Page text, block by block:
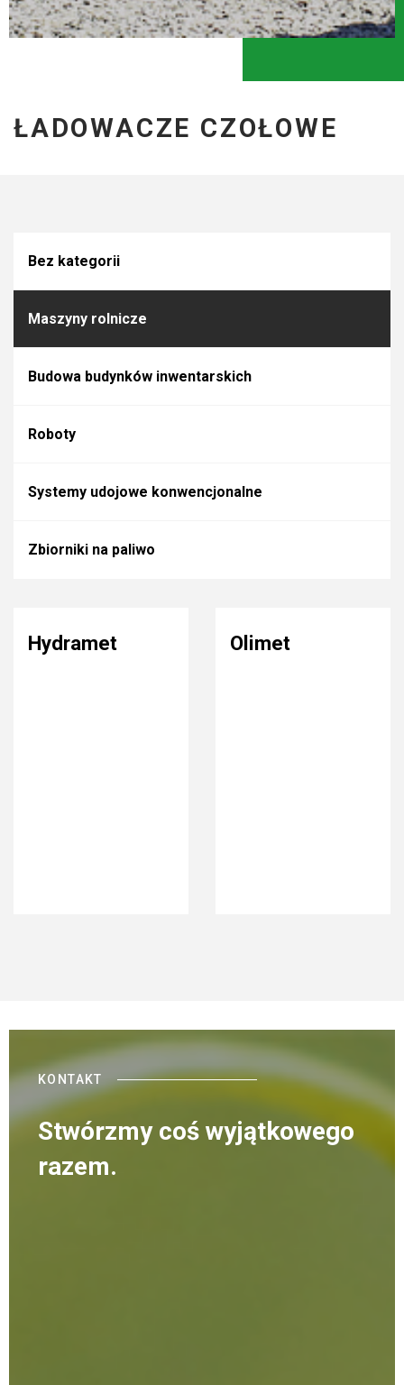
ŁADOWACZE CZOŁOWE
Bez kategorii
Maszyny rolnicze
Budowa budynków inwentarskich
Roboty
Systemy udojowe konwencjonalne
Zbiorniki na paliwo
Hydramet Olimet
KONTAKT
Stwórzmy coś wyjątkowego
razem.